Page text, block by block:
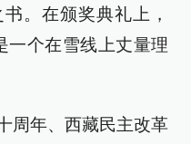
。在颁奖典礼上，
一个在雪线上丈量理
周年、西藏民主改革